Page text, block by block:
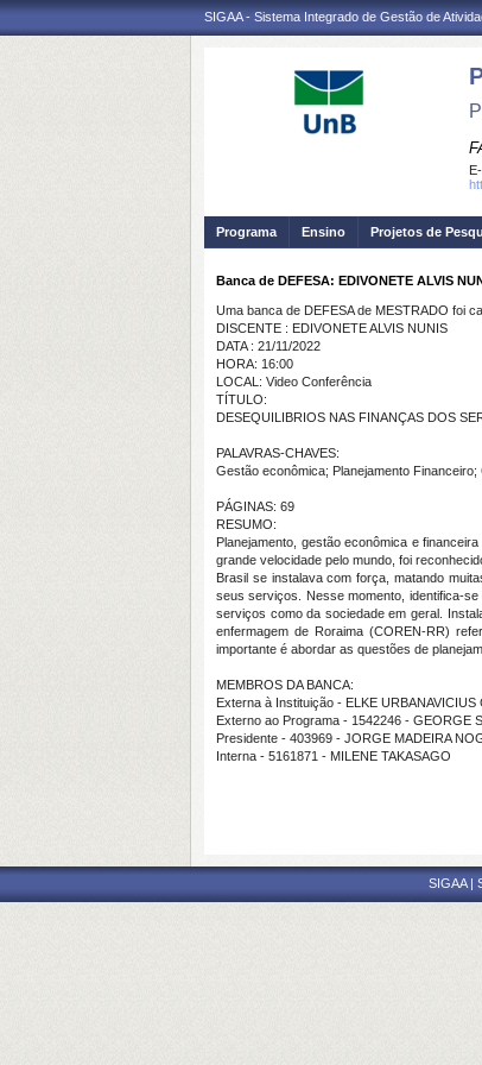
SIGAA - Sistema Integrado de Gestão de
Programa Ensino Projetos de
Banca de DEFESA: EDIVONETE ALVIS
Uma banca de DEFESA de MESTRADO foi
DISCENTE : EDIVONETE ALVIS NUNIS
DATA : 21/11/2022
HORA: 16:00
LOCAL: Video Conferência
TÍTULO:
DESEQUILIBRIOS NAS FINANÇAS DOS
PALAVRAS-CHAVES:
Gestão econômica; Planejamento
PÁGINAS: 69
RESUMO:
Planejamento, gestão econômica e
grande velocidade pelo mundo, foi
Brasil se instalava com força, matando
seus serviços. Nesse momento, identifica-
serviços como da sociedade em geral.
enfermagem de Roraima (COREN-RR)
importante é abordar as questões de
MEMBROS DA BANCA:
Externa à Instituição - ELKE URBANAVICIUS
Externo ao Programa - 1542246 - GEORGE
Presidente - 403969 - JORGE MADEIRA
Interna - 5161871 - MILENE TAKASAGO
SIGAA |